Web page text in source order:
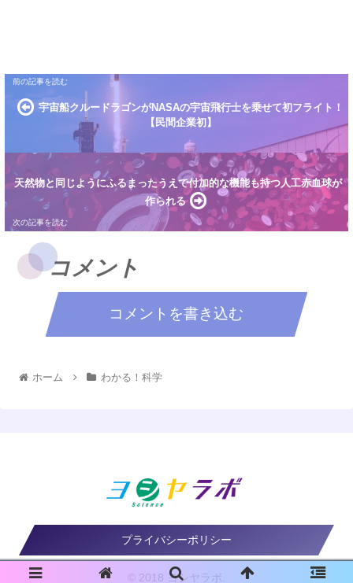
宇宙船クルードラゴンがNASAの宇宙飛行士を乗せて初フライト！
【民間企業初】
天然物と同じようにふるまったうえで付加的な機能も持つ人工赤血球が
作られる
コメント
コメントを書き込む
ホーム わかる！科学
プライバシーポリシー
© 2018 ヨシヤラボ.